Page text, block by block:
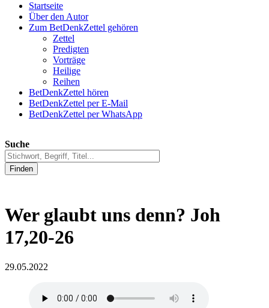
Startseite
Über den Autor
Zum BetDenkZettel gehören
Zettel
Predigten
Vorträge
Heilige
Reihen
BetDenkZettel hören
BetDenkZettel per E-Mail
BetDenkZettel per WhatsApp
Suche
Finden
Wer glaubt uns denn? Joh
17,20-26
29.05.2022